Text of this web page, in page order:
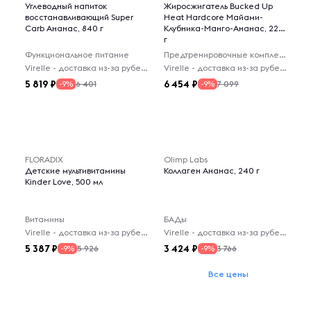
Углеводный напиток
восстанавливающий Super
Carb Ананас, 840 г
Функциональное питание
Virelle - доставка из-за рубежа
5 819 -9% 6 401
Жиросжигатель Bucked Up
Heat Hardcore Майами-
Клубника-Манго-Ананас, 228
г
Предтренировочные комплексы
Virelle - доставка из-за рубежа
6 454 -9% 7 099
FLORADIX
Детские мультивитамины
Kinder Love, 500 мл
Витамины
Virelle - доставка из-за рубежа
5 387 -9% 5 926
Olimp Labs
Коллаген Ананас, 240 г
БАДы
Virelle - доставка из-за рубежа
3 424 -9% 3 766
Все цены